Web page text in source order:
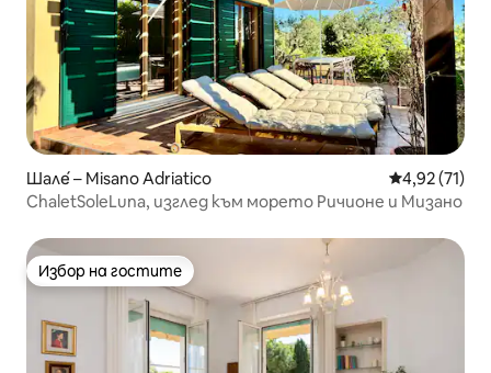
Шале́ – Misano Adriatico Средна
4,92 (71)
ChaletSoleLuna, изглед към морето Ричионе и Мизано
Избор на гостите
Избор на гостите